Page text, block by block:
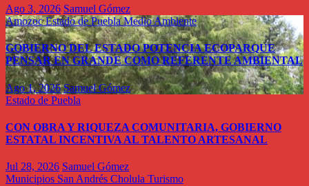
Ago 3, 2026 Samuel Gómez
AmozocEstado de PueblaMedio Ambiente
GOBIERNO DEL ESTADO POTENCIA ECOPARQUE
PENSAR EN GRANDE COMO REFERENTE AMBIENTAL
Ago 1, 2026 Samuel Gómez
Estado de Puebla
CON OBRA Y RIQUEZA COMUNITARIA, GOBIERNO
ESTATAL INCENTIVA AL TALENTO ARTESANAL
Jul 28, 2026 Samuel Gómez
Municipios San Andrés Cholula Turismo